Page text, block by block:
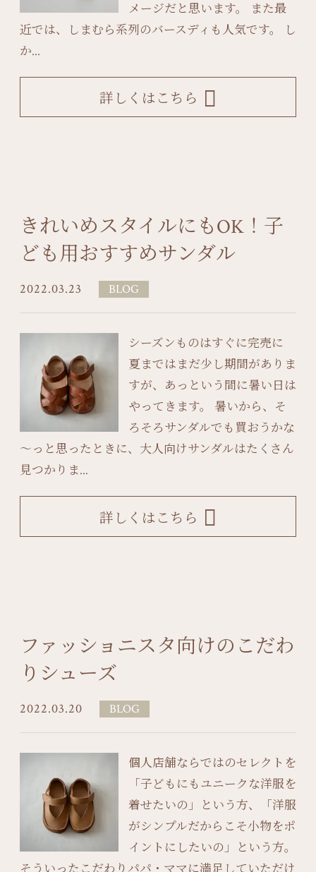
メージだと思います。 また最
近では、しまむら系列のバースディも人気です。 し
か...
詳しくはこちら
きれいめスタイルにもOK！子
ども用おすすめサンダル
2022.03.23 BLOG
シーズンものはすぐに完売に
夏まではまだ少し期間がありま
すが、あっという間に暑い日は
やってきます。 暑いから、そ
ろそろサンダルでも買おうかな
～っと思ったときに、大人向けサンダルはたくさん
見つかりま...
詳しくはこちら
ファッショニスタ向けのこだわ
りシューズ
2022.03.20 BLOG
個人店舗ならではのセレクトを
「子どもにもユニークな洋服を
着せたいの」という方、「洋服
がシンプルだからこそ小物をポ
イントにしたいの」という方。